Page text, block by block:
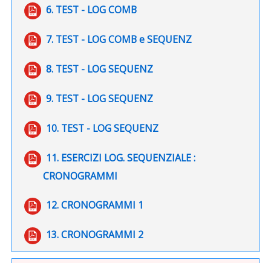
6. TEST - LOG COMB
File
7. TEST - LOG COMB e SEQUENZ
File
8. TEST - LOG SEQUENZ
File
9. TEST - LOG SEQUENZ
File
10. TEST - LOG SEQUENZ
File
11. ESERCIZI LOG. SEQUENZIALE :
CRONOGRAMMI
File
12. CRONOGRAMMI 1
File
13. CRONOGRAMMI 2
File